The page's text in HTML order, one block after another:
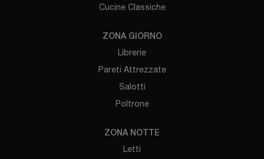
Cucine Classiche
ZONA GIORNO
Librerie
Pareti Attrezzate
Salotti
Poltrone
ZONA NOTTE
Letti